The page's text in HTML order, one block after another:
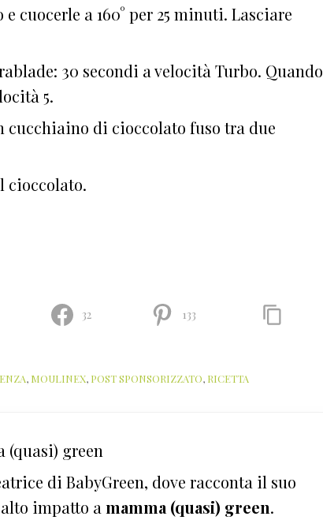
cuocerle a 160° per 25 minuti. Lasciare
30 secondi a velocità Turbo. Quando
5.
cucchiaino di cioccolato fuso tra due
cioccolato.
32 133
, MOULINEX, POST SPONSORIZZATO, RICETTA
(quasi) green
di BabyGreen, dove racconta il suo
impatto a mamma (quasi) green.